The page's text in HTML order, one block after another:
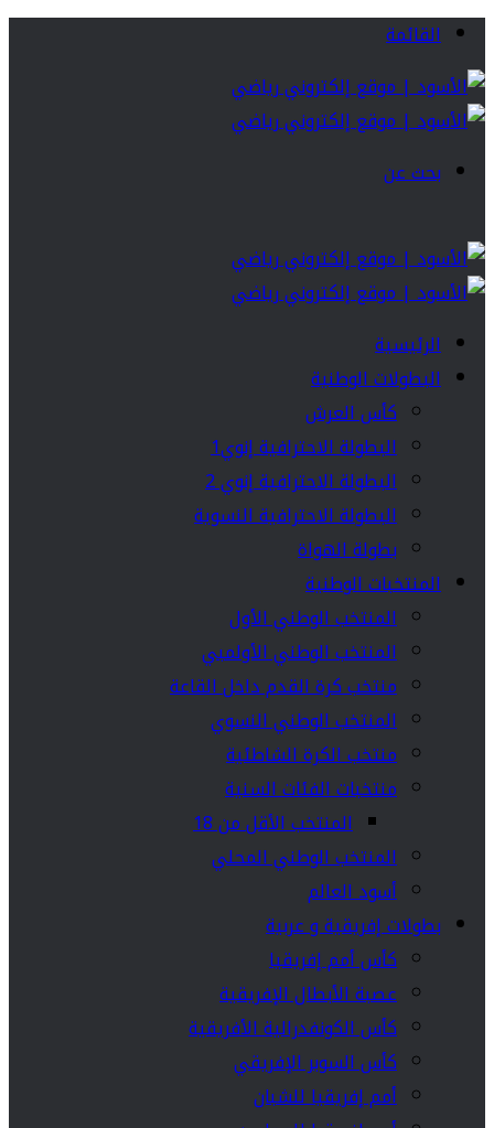
القائمة
بحث عن
الرئيسية
البطولات الوطنية
كأس العرش
البطولة الاحترافية إنوي1
البطولة الاحترافية إنوي 2
البطولة الاحترافية النسوية
بطولة الهواة
المنتخبات الوطنية
المنتخب الوطني الأول
المنتخب الوطني الأولمبي
منتخب كرة القدم داخل القاعة
المنتخب الوطني النسوي
منتخب الكرة الشاطئية
منتخبات الفئات السنية
المنتخب الأقل من 18
المنتخب الوطني المحلي
أسود العالم
بطولات إفريقية و عربية
كأس أمم إفريقيا
عصبة الأبطال الإفريقية
كأس الكونفدرالية الأفريقية
كأس السوبر الإفريقي
أمم إفريقيا للشبان